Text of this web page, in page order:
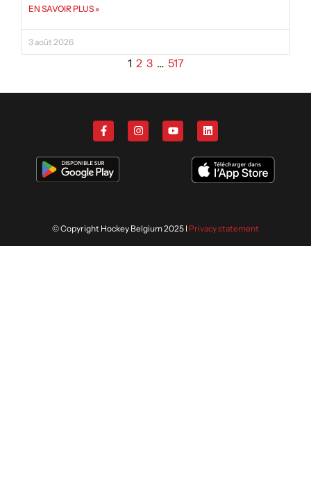
EN SAVOIR PLUS »
3 août 2026
1 2 3 … 517
© Copyright Hockey Belgium 2025 I Privacy statement